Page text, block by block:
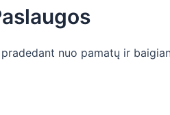
nuo pamatų ir